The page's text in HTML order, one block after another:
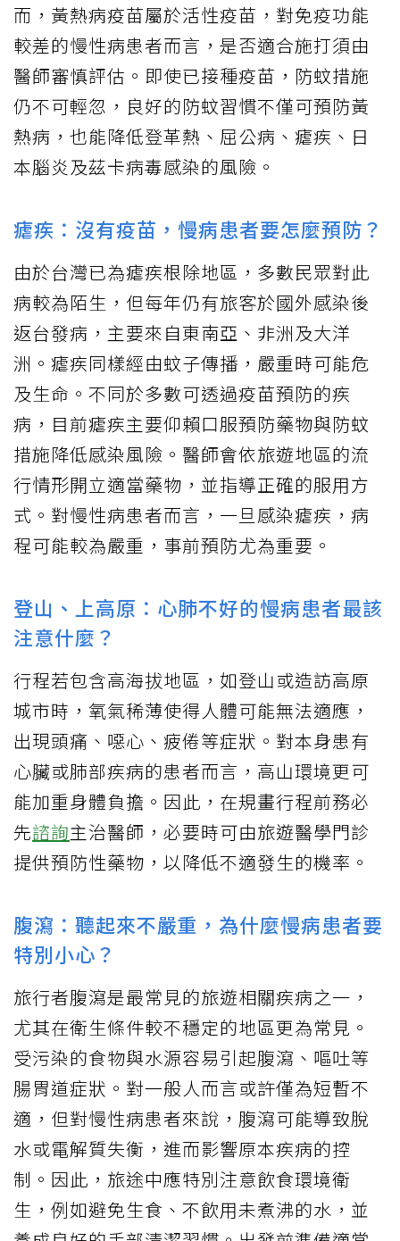
而，黃熱病疫苗屬於活性疫苗，對免疫功能
較差的慢性病患者而言，是否適合施打須由
醫師審慎評估。即使已接種疫苗，防蚊措施
仍不可輕忽，良好的防蚊習慣不僅可預防黃
熱病，也能降低登革熱、屈公病、瘧疾、日
本腦炎及茲卡病毒感染的風險。
瘧疾：沒有疫苗，慢病患者要怎麼預防？
由於台灣已為瘧疾根除地區，多數民眾對此
病較為陌生，但每年仍有旅客於國外感染後
返台發病，主要來自東南亞、非洲及大洋
洲。瘧疾同樣經由蚊子傳播，嚴重時可能危
及生命。不同於多數可透過疫苗預防的疾
病，目前瘧疾主要仰賴口服預防藥物與防蚊
措施降低感染風險。醫師會依旅遊地區的流
行情形開立適當藥物，並指導正確的服用方
式。對慢性病患者而言，一旦感染瘧疾，病
程可能較為嚴重，事前預防尤為重要。
登山、上高原：心肺不好的慢病患者最該
注意什麼？
行程若包含高海拔地區，如登山或造訪高原
城市時，氧氣稀薄使得人體可能無法適應，
出現頭痛、噁心、疲倦等症狀。對本身患有
心臟或肺部疾病的患者而言，高山環境更可
能加重身體負擔。因此，在規畫行程前務必
先諮詢主治醫師，必要時可由旅遊醫學門診
提供預防性藥物，以降低不適發生的機率。
腹瀉：聽起來不嚴重，為什麼慢病患者要
特別小心？
旅行者腹瀉是最常見的旅遊相關疾病之一，
尤其在衛生條件較不穩定的地區更為常見。
受污染的食物與水源容易引起腹瀉、嘔吐等
腸胃道症狀。對一般人而言或許僅為短暫不
適，但對慢性病患者來說，腹瀉可能導致脫
水或電解質失衡，進而影響原本疾病的控
制。因此，旅途中應特別注意飲食環境衛
生，例如避免生食、不飲用未煮沸的水，並